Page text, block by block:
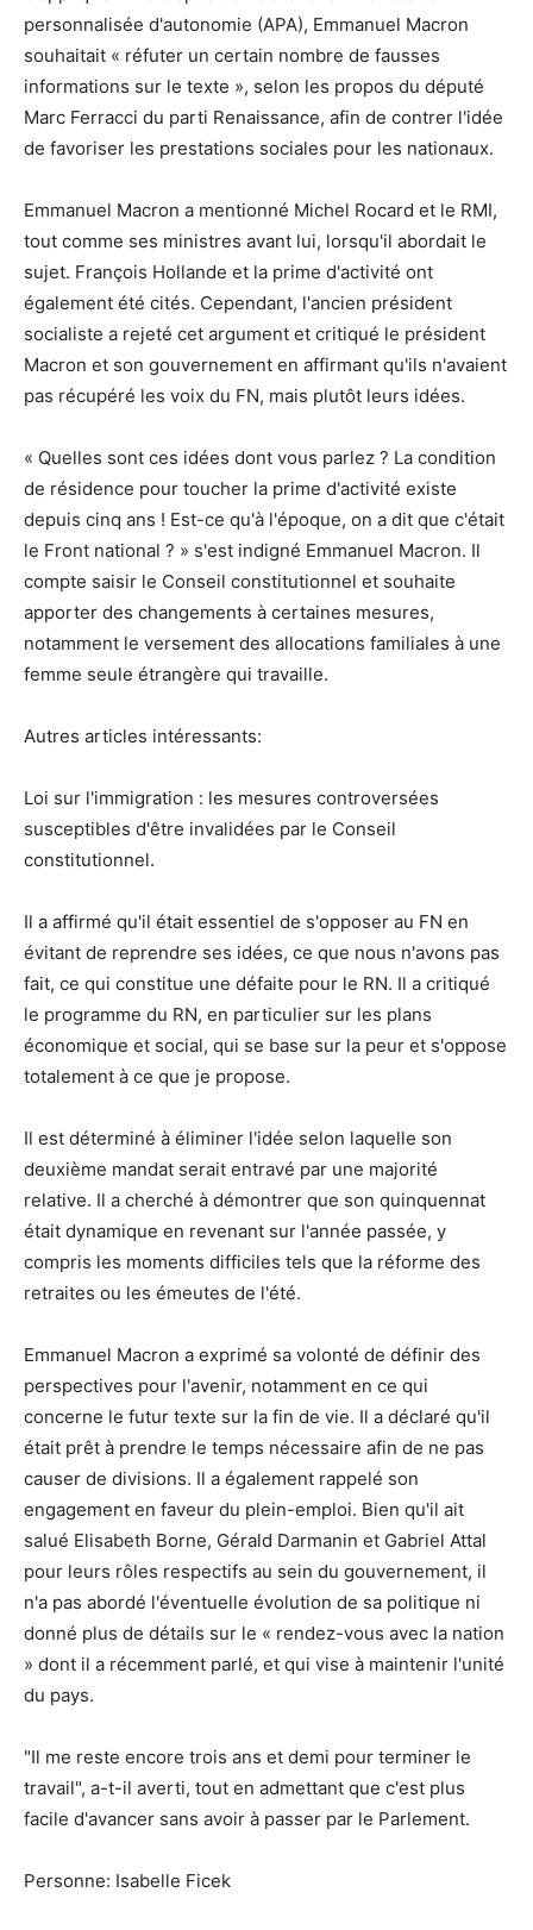
personnalisée d'autonomie (APA), Emmanuel Macron
souhaitait « réfuter un certain nombre de fausses
informations sur le texte », selon les propos du député
Marc Ferracci du parti Renaissance, afin de contrer l'idée
de favoriser les prestations sociales pour les nationaux.
Emmanuel Macron a mentionné Michel Rocard et le RMI,
tout comme ses ministres avant lui, lorsqu'il abordait le
sujet. François Hollande et la prime d'activité ont
également été cités. Cependant, l'ancien président
socialiste a rejeté cet argument et critiqué le président
Macron et son gouvernement en affirmant qu'ils n'avaient
pas récupéré les voix du FN, mais plutôt leurs idées.
« Quelles sont ces idées dont vous parlez ? La condition
de résidence pour toucher la prime d'activité existe
depuis cinq ans ! Est-ce qu'à l'époque, on a dit que c'était
le Front national ? » s'est indigné Emmanuel Macron. Il
compte saisir le Conseil constitutionnel et souhaite
apporter des changements à certaines mesures,
notamment le versement des allocations familiales à une
femme seule étrangère qui travaille.
Autres articles intéressants:
Loi sur l'immigration : les mesures controversées
susceptibles d'être invalidées par le Conseil
constitutionnel.
Il a affirmé qu'il était essentiel de s'opposer au FN en
évitant de reprendre ses idées, ce que nous n'avons pas
fait, ce qui constitue une défaite pour le RN. Il a critiqué
le programme du RN, en particulier sur les plans
économique et social, qui se base sur la peur et s'oppose
totalement à ce que je propose.
Il est déterminé à éliminer l'idée selon laquelle son
deuxième mandat serait entravé par une majorité
relative. Il a cherché à démontrer que son quinquennat
était dynamique en revenant sur l'année passée, y
compris les moments difficiles tels que la réforme des
retraites ou les émeutes de l'été.
Emmanuel Macron a exprimé sa volonté de définir des
perspectives pour l'avenir, notamment en ce qui
concerne le futur texte sur la fin de vie. Il a déclaré qu'il
était prêt à prendre le temps nécessaire afin de ne pas
causer de divisions. Il a également rappelé son
engagement en faveur du plein-emploi. Bien qu'il ait
salué Elisabeth Borne, Gérald Darmanin et Gabriel Attal
pour leurs rôles respectifs au sein du gouvernement, il
n'a pas abordé l'éventuelle évolution de sa politique ni
donné plus de détails sur le « rendez-vous avec la nation
» dont il a récemment parlé, et qui vise à maintenir l'unité
du pays.
"Il me reste encore trois ans et demi pour terminer le
travail", a-t-il averti, tout en admettant que c'est plus
facile d'avancer sans avoir à passer par le Parlement.
Personne: Isabelle Ficek